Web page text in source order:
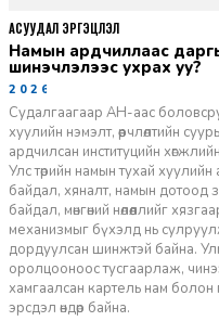
Намын ардчиллаас даргын засаглал: Эрх зүйн
шинэчлэлээс ухрах уу?
2026-07-08
Судалгаагаар АН-аас
хуулийн нэмэлт, өөрчлөлтийн
ардчилсан институцийн
Улс төрийн намын тухай
байдал, хяналт, намын дотоод
байдал, мөнгөний нөлөөллийг
механизмыг бүхэлд нь
дордуулсан шинжтэй байна.
оролцооноос тусгаарлаж,
хамгаалсан картель нам
эрсдэл өндөр байна.
АСУУДАЛ ЭРГЭЦҮҮЛЭЛ